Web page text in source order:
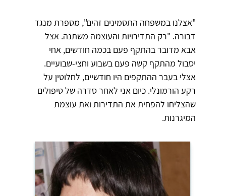
"אצלנו במשפחה התסמינים זהים", מספרת מנגד
דבורה. "רק התדירויות והעוצמה משתנה. אצל
אבא מדובר בהתקף פעם בכמה חודשים, אחי
יסבול מהתקף קשה פעם בשבוע וחצי-שבועיים.
אצלי בעבר ההתקפים היו חודשיים, לחלוטין על
רקע הורמונלי. כיום אני לאחר סדרה של טיפולים
שהצליחו להפחית את התדירות ואת עוצמת
המיגרנות.